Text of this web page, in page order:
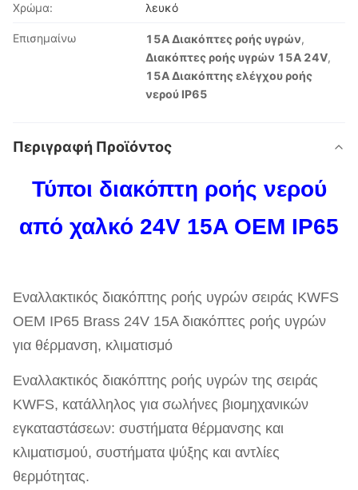
Χρώμα: λευκό
Επισημαίνω 15Α Διακόπτες ροής υγρών,
Διακόπτες ροής υγρών 15A 24V,
15A Διακόπτης ελέγχου ροής
νερού IP65
Περιγραφή Προϊόντος
Τύποι διακόπτη ροής νερού
από χαλκό 24V 15A OEM IP65
Εναλλακτικός διακόπτης ροής υγρών σειράς KWFS
OEM IP65 Brass 24V 15A διακόπτες ροής υγρών
για θέρμανση, κλιματισμό
Εναλλακτικός διακόπτης ροής υγρών της σειράς
KWFS, κατάλληλος για σωλήνες βιομηχανικών
εγκαταστάσεων: συστήματα θέρμανσης και
κλιματισμού, συστήματα ψύξης και αντλίες
θερμότητας.